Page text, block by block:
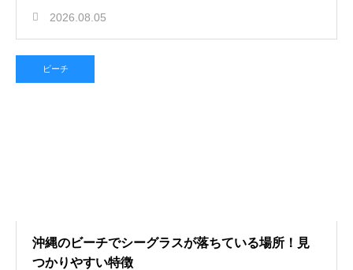
2026.08.05
ビーチ
沖縄のビーチでシーグラスが落ちている場所！見
つかりやすい特徴